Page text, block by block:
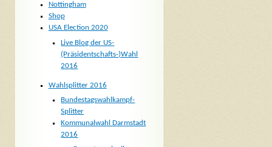
Nottingham
Shop
USA Election 2020
Live Blog der US-
(Präsidentschafts-)Wahl
2016
Wahlsplitter 2016
Bundestagswahlkampf-
Splitter
Kommunalwahl Darmstadt
2016